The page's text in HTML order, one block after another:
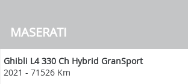
MASERATI
Ghibli L4 330 Ch Hybrid GranSport
2021 - 71526 Km